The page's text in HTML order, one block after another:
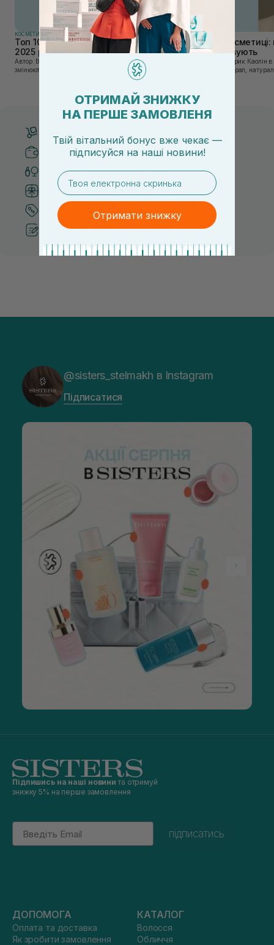
КОСМЕТИКА
Топ 10 брендів доглядової косметики у
2025 році
Автор: Віка Нагорна У сучасному світі, де тренди
змінюються зі швидкістю світла, а ринок популярної
косметики переповнений новими пропозиціями, вибір
КОСМЕТИКА
Каолін в
використовують
Автор: Юлія Цебрик Каолін в косметології – це
природний мінерал,
Безпечні способи оплати
Тільки оригінальна косметика
Система бонусів та лояльності
Кращі ціни та топ товари
Рекомендації від косметологів
@sisters_stelmakh в Instagram
Підписатися
Підпишись на наші новини та отримуй
знижку 5% на перше замовлення
Email
підписатись
ДОПОМОГА
Оплата та доставка
Як зробити замовлення
КАТАЛОГ
Волосся
Обличчя
ОТРИМАЙ ЗНИЖКУ
НА ПЕРШЕ ЗАМОВЛЕНЯ
Твій вітальний бонус вже чекає —
підписуйся на наші новини!
email
Отримати знижку